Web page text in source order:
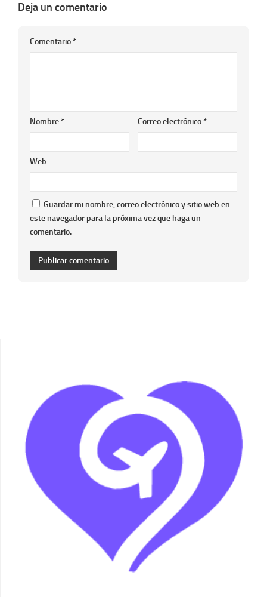
Deja un comentario
Comentario*
Nombre* Correo electrónico*
Web
Guardar mi nombre, correo electrónico y sitio web en
este navegador para la próxima vez que haga un
comentario.